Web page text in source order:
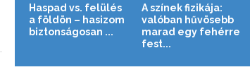
Haspad vs. felülés
a földön – hasizom
biztonságosan ...
A színek fizikája:
valóban hűvösebb
marad egy fehérre
fest...